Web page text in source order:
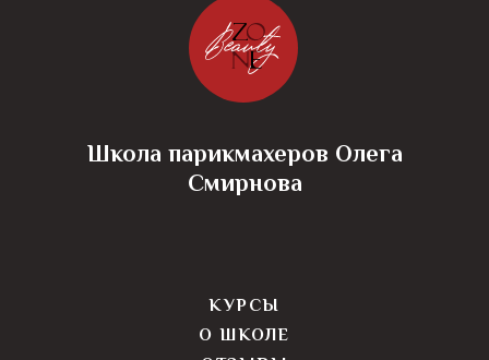
Школа парикмахеров Олега
Смирнова
КУРСЫ
О ШКОЛЕ